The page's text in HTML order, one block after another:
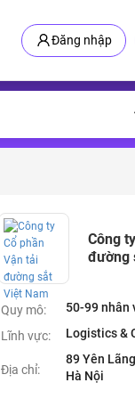
Đăng nhập
Công
đường
Quy mô:
50-99 nhân
Lĩnh vực:
Logistics &
Địa chỉ:
89 Yên
Hà Nội